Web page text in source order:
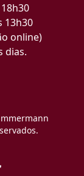
13h30
online)
dias.